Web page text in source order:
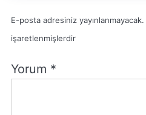
E-posta adresiniz yayınlanmayacak.
işaretlenmişlerdir
Yorum *